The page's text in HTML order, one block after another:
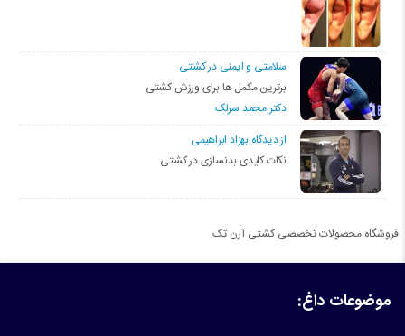
سلامتی و ایمنی در کشتی
برترین مکمل ها برای ورزش کشتی
دکتر محمد سرلک
از دیدگاه بهزاد ابراهیمی
نکات کلیدی بدنسازی در کشتی
فروشگاه محصولات تخصصی کشتی آرن تک
موضوعات داغ: